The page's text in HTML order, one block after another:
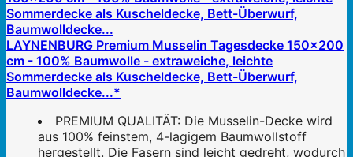
LAYNENBURG Premium Musselin Tagesdecke 150x200
cm - 100% Baumwolle - extraweiche, leichte
Sommerdecke als Kuscheldecke, Bett-Überwurf,
Baumwolldecke...*
PREMIUM QUALITÄT: Die Musselin-Decke wird
aus 100% feinstem, 4-lagigem Baumwollstoff
hergestellt. Die Fasern sind leicht gedreht, wodurch